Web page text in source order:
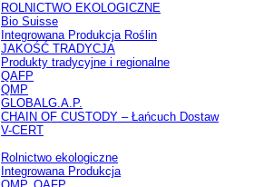
ROLNICTWO EKOLOGICZNE
Bio Suisse
Integrowana Produkcja Roślin
JAKOŚĆ TRADYCJA
Produkty tradycyjne i regionalne
QAFP
QMP
GLOBALG.A.P.
CHAIN OF CUSTODY – Łańcuch Dostaw
V-CERT
Rolnictwo ekologiczne
Integrowana Produkcja